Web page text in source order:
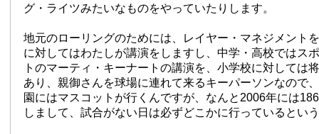
グ・ライツみたいなものをやっていたりします。
地元のローリングのためには、レイヤー・マネジメント
に対してはわたしが講演をしますし、中学・高校ではス
トのマーティ・キーナートの講演を、小学校に対しては
あり、親御さんを球場に連れて来るキーパーソンなので
園にはマスコットが行くんですが、なんと2006年には
しまして、試合がない日は必ずどこかに行っているとい